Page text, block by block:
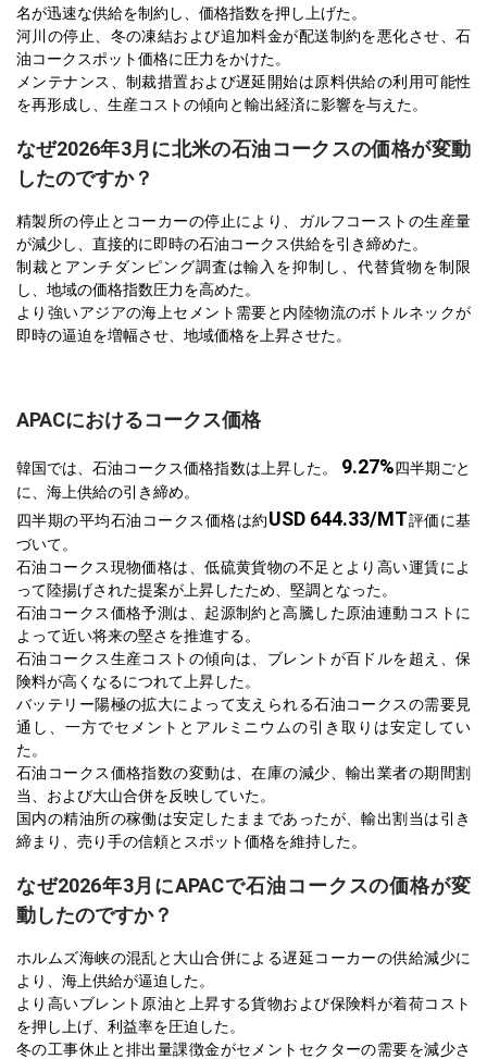
名が迅速な供給を制約し、価格指数を押し上げた。
河川の停止、冬の凍結および追加料金が配送制約を悪化させ、石
油コークスポット価格に圧力をかけた。
メンテナンス、制裁措置および遅延開始は原料供給の利用可能性
を再形成し、生産コストの傾向と輸出経済に影響を与えた。
なぜ2026年3月に北米の石油コークスの価格が変動
したのですか？
精製所の停止とコーカーの停止により、ガルフコーストの生産量
が減少し、直接的に即時の石油コークス供給を引き締めた。
制裁とアンチダンピング調査は輸入を抑制し、代替貨物を制限
し、地域の価格指数圧力を高めた。
より強いアジアの海上セメント需要と内陸物流のボトルネックが
即時の逼迫を増幅させ、地域価格を上昇させた。
APACにおけるコークス価格
韓国では、石油コークス価格指数は上昇した。 9.27%四半期ごと
に、海上供給の引き締め。
四半期の平均石油コークス価格は約USD 644.33/MT評価に基
づいて。
石油コークス現物価格は、低硫黄貨物の不足とより高い運賃によ
って陸揚げされた提案が上昇したため、堅調となった。
石油コークス価格予測は、起源制約と高騰した原油連動コストに
よって近い将来の堅さを推進する。
石油コークス生産コストの傾向は、ブレントが百ドルを超え、保
険料が高くなるにつれて上昇した。
バッテリー陽極の拡大によって支えられる石油コークスの需要見
通し、一方でセメントとアルミニウムの引き取りは安定してい
た。
石油コークス価格指数の変動は、在庫の減少、輸出業者の期間割
当、および大山合併を反映していた。
国内の精油所の稼働は安定したままであったが、輸出割当は引き
締まり、売り手の信頼とスポット価格を維持した。
なぜ2026年3月にAPACで石油コークスの価格が変
動したのですか？
ホルムズ海峡の混乱と大山合併による遅延コーカーの供給減少に
より、海上供給が逼迫した。
より高いブレント原油と上昇する貨物および保険料が着荷コスト
を押し上げ、利益率を圧迫した。
冬の工事休止と排出量課徴金がセメントセクターの需要を減少さ